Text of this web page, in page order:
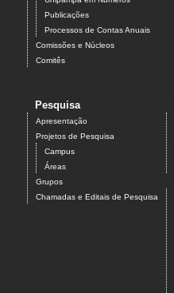
Publicações
Processos de Contas Anuais
Comissões e Núcleos
Comitês
Pesquisa
Apresentação
Projetos de Pesquisa
Campus
Áreas
Grupos
Chamadas e Editais de Pesquisa